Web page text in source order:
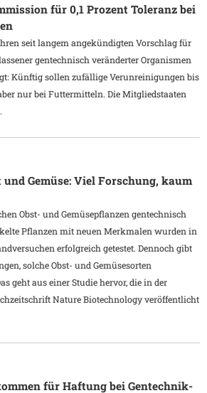
für 0,1 Prozent Toleranz bei
seit langem angekündigten Vorschlag für
gentechnisch veränderter Organismen
Künftig sollen zufällige Verunreinigungen bis
nur bei Futtermitteln. Die Mitgliedstaaten
und Gemüse: Viel Forschung, kaum
Obst- und Gemüsepflanzen gentechnisch
Pflanzen mit neuen Merkmalen wurden in
erfolgreich getestet. Dennoch gibt
solche Obst- und Gemüsesorten
geht aus einer Studie hervor, die in der
Nature Biotechnology veröffentlicht
für Haftung bei Gentechnik-